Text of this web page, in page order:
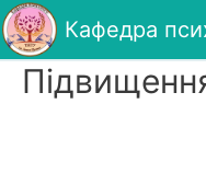
Кафедра